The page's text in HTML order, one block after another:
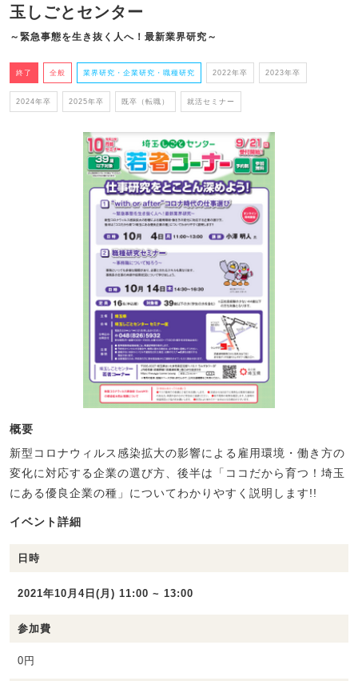
玉しごとセンター
～緊急事態を生き抜く人へ！最新業界研究～
終了 全般 業界研究・企業研究・職種研究 2022年卒 2023年卒
2024年卒 2025年卒 既卒（転職） 就活セミナー
概要
新型コロナウィルス感染拡大の影響による雇用環境・働き方の
変化に対応する企業の選び方、後半は「ココだから育つ！埼玉
にある優良企業の種」についてわかりやすく説明します!!
イベント詳細
日時
2021年10月4日(月) 11:00 ~ 13:00
参加費
0円